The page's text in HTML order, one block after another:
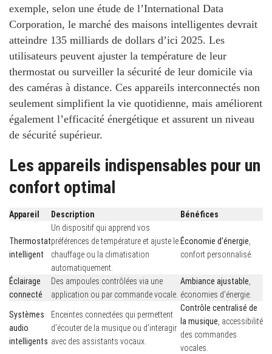
exemple, selon une étude de l’International Data
Corporation, le marché des maisons intelligentes devrait
atteindre 135 milliards de dollars d’ici 2025. Les
utilisateurs peuvent ajuster la température de leur
thermostat ou surveiller la sécurité de leur domicile via
des caméras à distance. Ces appareils interconnectés non
seulement simplifient la vie quotidienne, mais améliorent
également l’efficacité énergétique et assurent un niveau
de sécurité supérieur.
Les appareils indispensables pour un
confort optimal
Appareil Description Bénéfices
Thermostat
intelligent
Un dispositif qui apprend vos
préférences de température et ajuste le
chauffage ou la climatisation
automatiquement.
Économie d’énergie
confort personnalisé.
Éclairage
connecté
Des ampoules contrôlées via une
application ou par commande vocale.
Ambiance ajustable
économies d’énergie.
Systèmes
audio
intelligents
Enceintes connectées qui permettent
d’écouter de la musique ou d’interagir
avec des assistants vocaux.
Contrôle centralisé de
la musique , accessibilité
des commandes
vocales.